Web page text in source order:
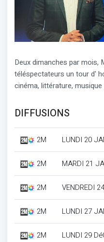
Deux dimanches par mois,
téléspectateurs un tour d'
cinéma, littérature, musique
DIFFUSIONS
2M LUNDI 20
2M MARDI 21
2M VENDREDI
2M LUNDI 27
2M LUNDI 29